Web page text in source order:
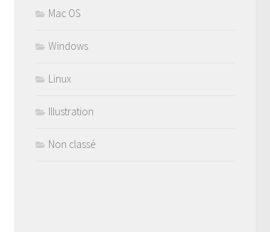
Mac OS
Windows
Linux
Illustration
Non classé